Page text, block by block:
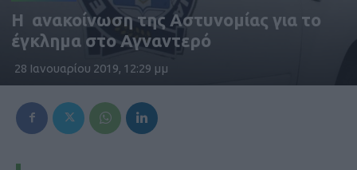
Η ανακοίνωση της Αστυνομίας για το
έγκλημα στο Αγναντερό
28 Ιανουαρίου 2019, 12:29 μμ